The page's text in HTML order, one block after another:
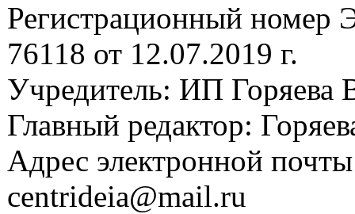
Регистрационный
76118 от 12.07.2019 г.
Учредитель: ИП Горяева
Главный редактор:
Адрес электронной
centrideia@mail.ru